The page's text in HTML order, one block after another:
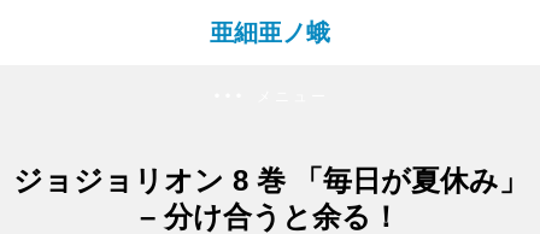
亜細亜ノ蛾
ジョジョリオン 8 巻 「毎日が夏休み」
– 分け合うと余る！